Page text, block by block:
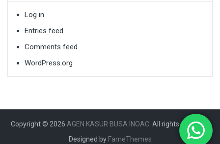
Log in
Entries feed
Comments feed
WordPress.org
Copyright © 2026 AGEN KASUR BUSA INOAC. All rights reserved.
Designed by FameThemes